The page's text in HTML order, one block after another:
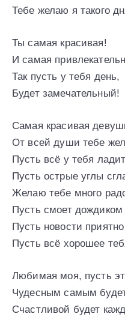
Тебе желаю я такого
Ты самая красивая!
И самая
Так пусть у тебя день,
Будет замечательный!
Самая красивая
От всей души тебе
Пусть всё у тебя
Пусть острые углы
Желаю тебе много
Пусть смоет дождиком
Пусть новости
Пусть всё хорошее
Любимая моя, пусть
Чудесным самым
Счастливой будет